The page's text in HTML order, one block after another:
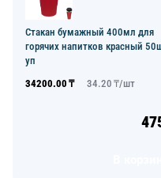
Стакан бумажный 400мл для
горячих напитков красный
уп
34200.00 ₸ 34.20 ₸/шт